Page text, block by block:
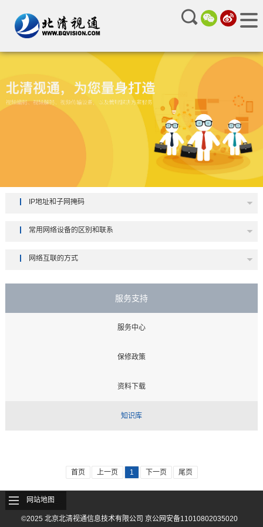
IP地址和子网掩码
常用网络设备的区别和联系
网络互联的方式
服务支持
服务中心
保修政策
资料下载
知识库
首页 上一页 1 下一页 尾页
网站地图
©2025 北京北清视通信息技术有限公司 京公网安备11010802035020